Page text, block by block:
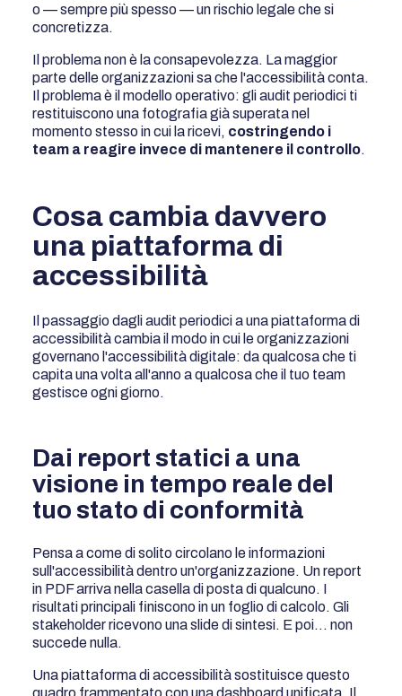
o — sempre più spesso — un rischio legale che si
concretizza.
Il problema non è la consapevolezza. La maggior
parte delle organizzazioni sa che l'accessibilità conta.
Il problema è il modello operativo: gli audit periodici ti
restituiscono una fotografia già superata nel
momento stesso in cui la ricevi, costringendo i
team a reagire invece di mantenere il controllo.
Cosa cambia davvero
una piattaforma di
accessibilità
Il passaggio dagli audit periodici a una piattaforma di
accessibilità cambia il modo in cui le organizzazioni
governano l'accessibilità digitale: da qualcosa che ti
capita una volta all'anno a qualcosa che il tuo team
gestisce ogni giorno.
Dai report statici a una
visione in tempo reale del
tuo stato di conformità
Pensa a come di solito circolano le informazioni
sull'accessibilità dentro un'organizzazione. Un report
in PDF arriva nella casella di posta di qualcuno. I
risultati principali finiscono in un foglio di calcolo. Gli
stakeholder ricevono una slide di sintesi. E poi… non
succede nulla.
Una piattaforma di accessibilità sostituisce questo
quadro frammentato con una dashboard unificata. Il